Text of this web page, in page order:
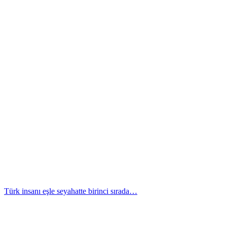
Türk insanı eşle seyahatte birinci sırada…